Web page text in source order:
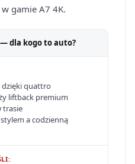
gamie A7 4K.
dla kogo to auto?
dzięki quattro
liftback premium
trasie
a codzienną